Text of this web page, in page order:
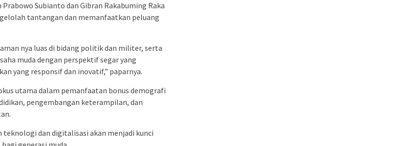
Subianto dan Gibran Rakabuming Raka
tantangan dan memanfaatkan peluang
nya luas di bidang politik dan militer, serta
muda dengan perspektif segar yang
yang responsif dan inovatif,” paparnya.
utama dalam pemanfaatan bonus demografi
pengembangan keterampilan, dan
dan digitalisasi akan menjadi kunci